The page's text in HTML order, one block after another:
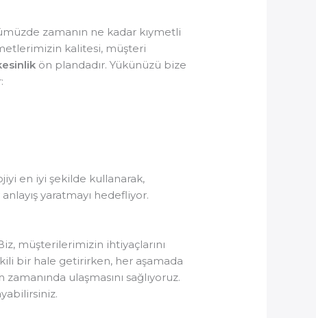
zamanın ne kadar kıymetli
kalitesi, müşteri
ön plandadır. Yükünüzü bize
en iyi şekilde kullanarak,
yaratmayı hedefliyor.
müşterilerimizin ihtiyaçlarını
bir hale getirirken, her aşamada
ulaşmasını sağlıyoruz.